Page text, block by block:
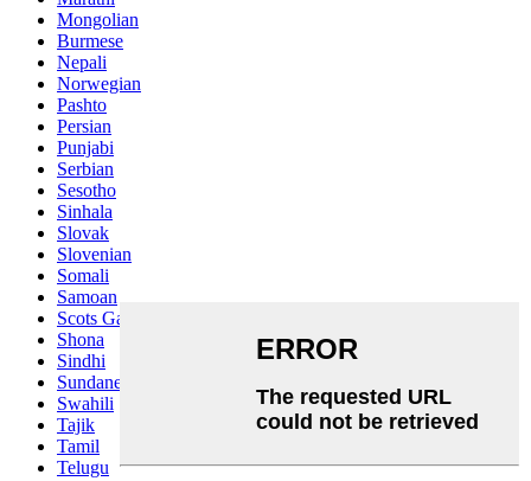
Mongolian
Burmese
Nepali
Norwegian
Pashto
Persian
Punjabi
Serbian
Sesotho
Sinhala
Slovak
Slovenian
Somali
Samoan
Scots Gaelic
Shona
Sindhi
Sundanese
Swahili
Tajik
Tamil
Telugu